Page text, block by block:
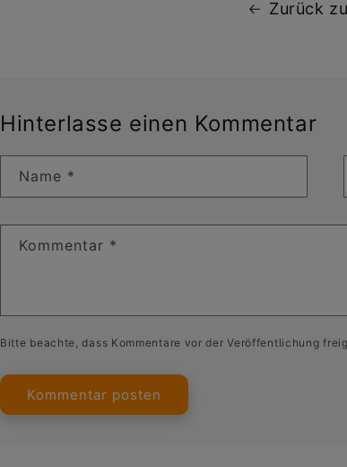
Zurück
Hinterlasse einen Kommentar
Name *
Kommentar *
Bitte beachte, dass Kommentare vor der Veröffentlichung